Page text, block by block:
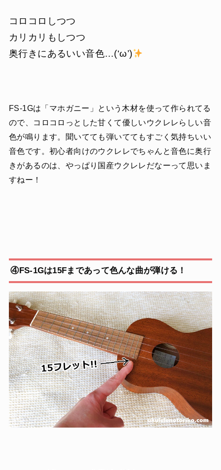
コロコロしつつ
カリカリもしつつ
奥行きにあるいい音色…(‘ω’)
FS-1Gは「マホガニー」という木材を使って作られてる
ので、コロコロっとした甘くて優しいウクレレらしい音
色が鳴ります。聞いてても弾いててもすごく気持ちいい
音色です。初心者向けのウクレレでちゃんと音色に奥行
きがあるのは、やっぱり国産ウクレレだなーって思いま
すねー！
④FS-1Gは15Fまであって色んな曲が弾ける！